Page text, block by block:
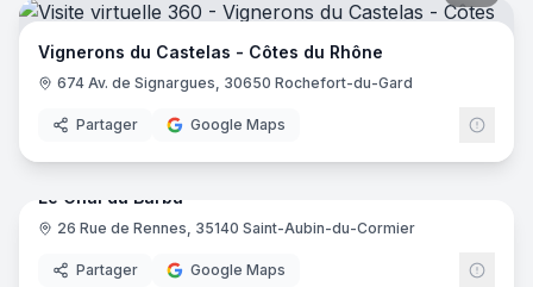
Vignerons du Castelas - Côtes du Rhône
674 Av. de Signargues, 30650 Rochefort-du-Gard
Partager Google Maps
16
Le Chai du Barbu
26 Rue de Rennes, 35140 Saint-Aubin-du-Cormier
Partager Google Maps